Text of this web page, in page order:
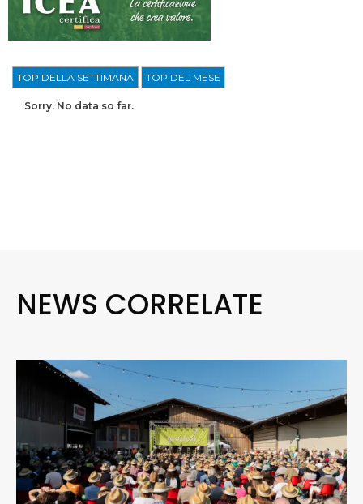
TOP DELLA SETTIMANA TOP DEL MESE
Sorry. No data so far.
NEWS CORRELATE